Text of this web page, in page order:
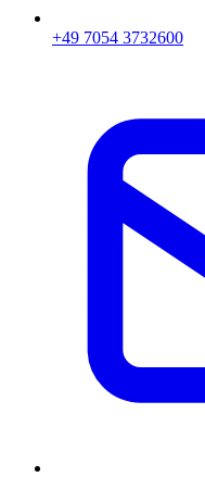
+49 7054 3732600